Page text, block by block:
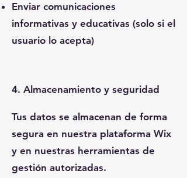
Enviar comunicaciones
informativas y educativas (solo si el
usuario lo acepta)
4. Almacenamiento y seguridad
Tus datos se almacenan de forma
segura en nuestra plataforma Wix
y en nuestras herramientas de
gestión autorizadas.